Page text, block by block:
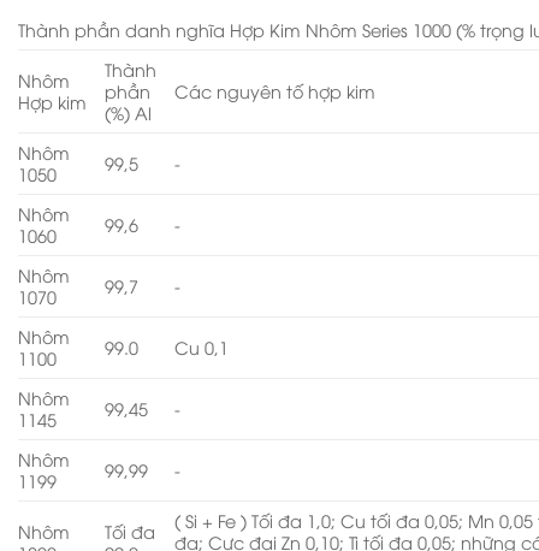
Thành phần danh nghĩa Hợp Kim Nhôm Series 1000 (%
Nhôm
Hợp kim
Thành
phần
(%) Al
Các nguyên tố hợp kim
Nhôm
1050
99,5 -
Nhôm
1060
99,6 -
Nhôm
1070
99,7 -
Nhôm
1100
99.0 Cu 0,1
Nhôm
1145
99,45 -
Nhôm
1199
99,99 -
Nhôm
Tối đa
( Si + Fe ) Tối đa 1,0; Cu tối đa 0,05; Mn 0,05
đa; Cực đại Zn 0,10; Ti tối đa 0,05; những